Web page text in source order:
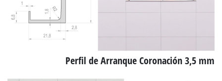
Perfil de Arranque Coronación 3,5 mm